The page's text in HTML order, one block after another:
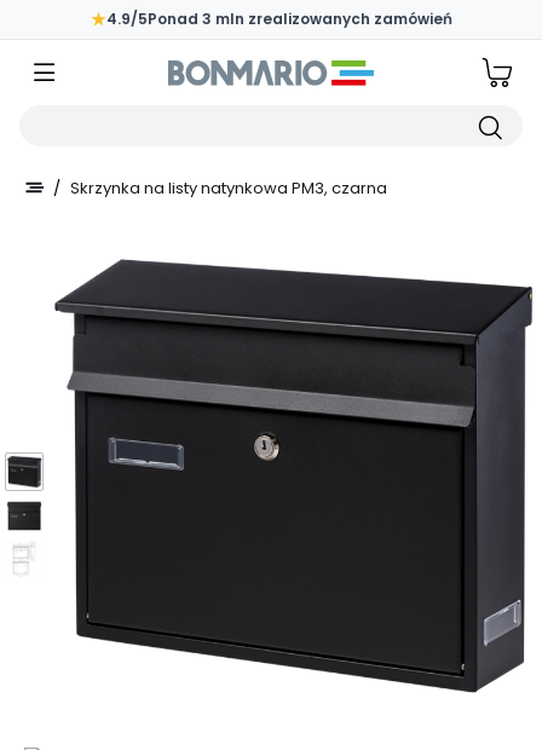
Przejdź do głównej zawartości strony
★4.9/5Ponad 3 mln zrealizowanych zamówień
/ Skrzynka na listy natynkowa PM3, czarna